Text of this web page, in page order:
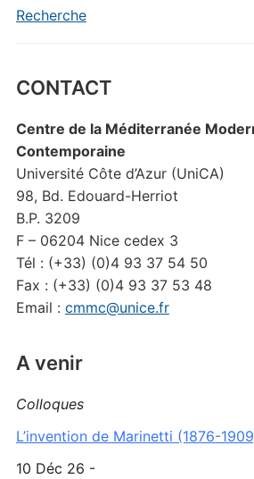
Recherche
CONTACT
Centre de la Méditerranée
Contemporaine
Université Côte d’Azur (UniCA)
98, Bd. Edouard-Herriot
B.P. 3209
F – 06204 Nice cedex 3
Tél : (+33) (0)4 93 37 54 50
Fax : (+33) (0)4 93 37 53 48
Email : cmmc@unice.fr
A venir
Colloques
L’invention de Marinetti (1876-
10 Déc 26 -